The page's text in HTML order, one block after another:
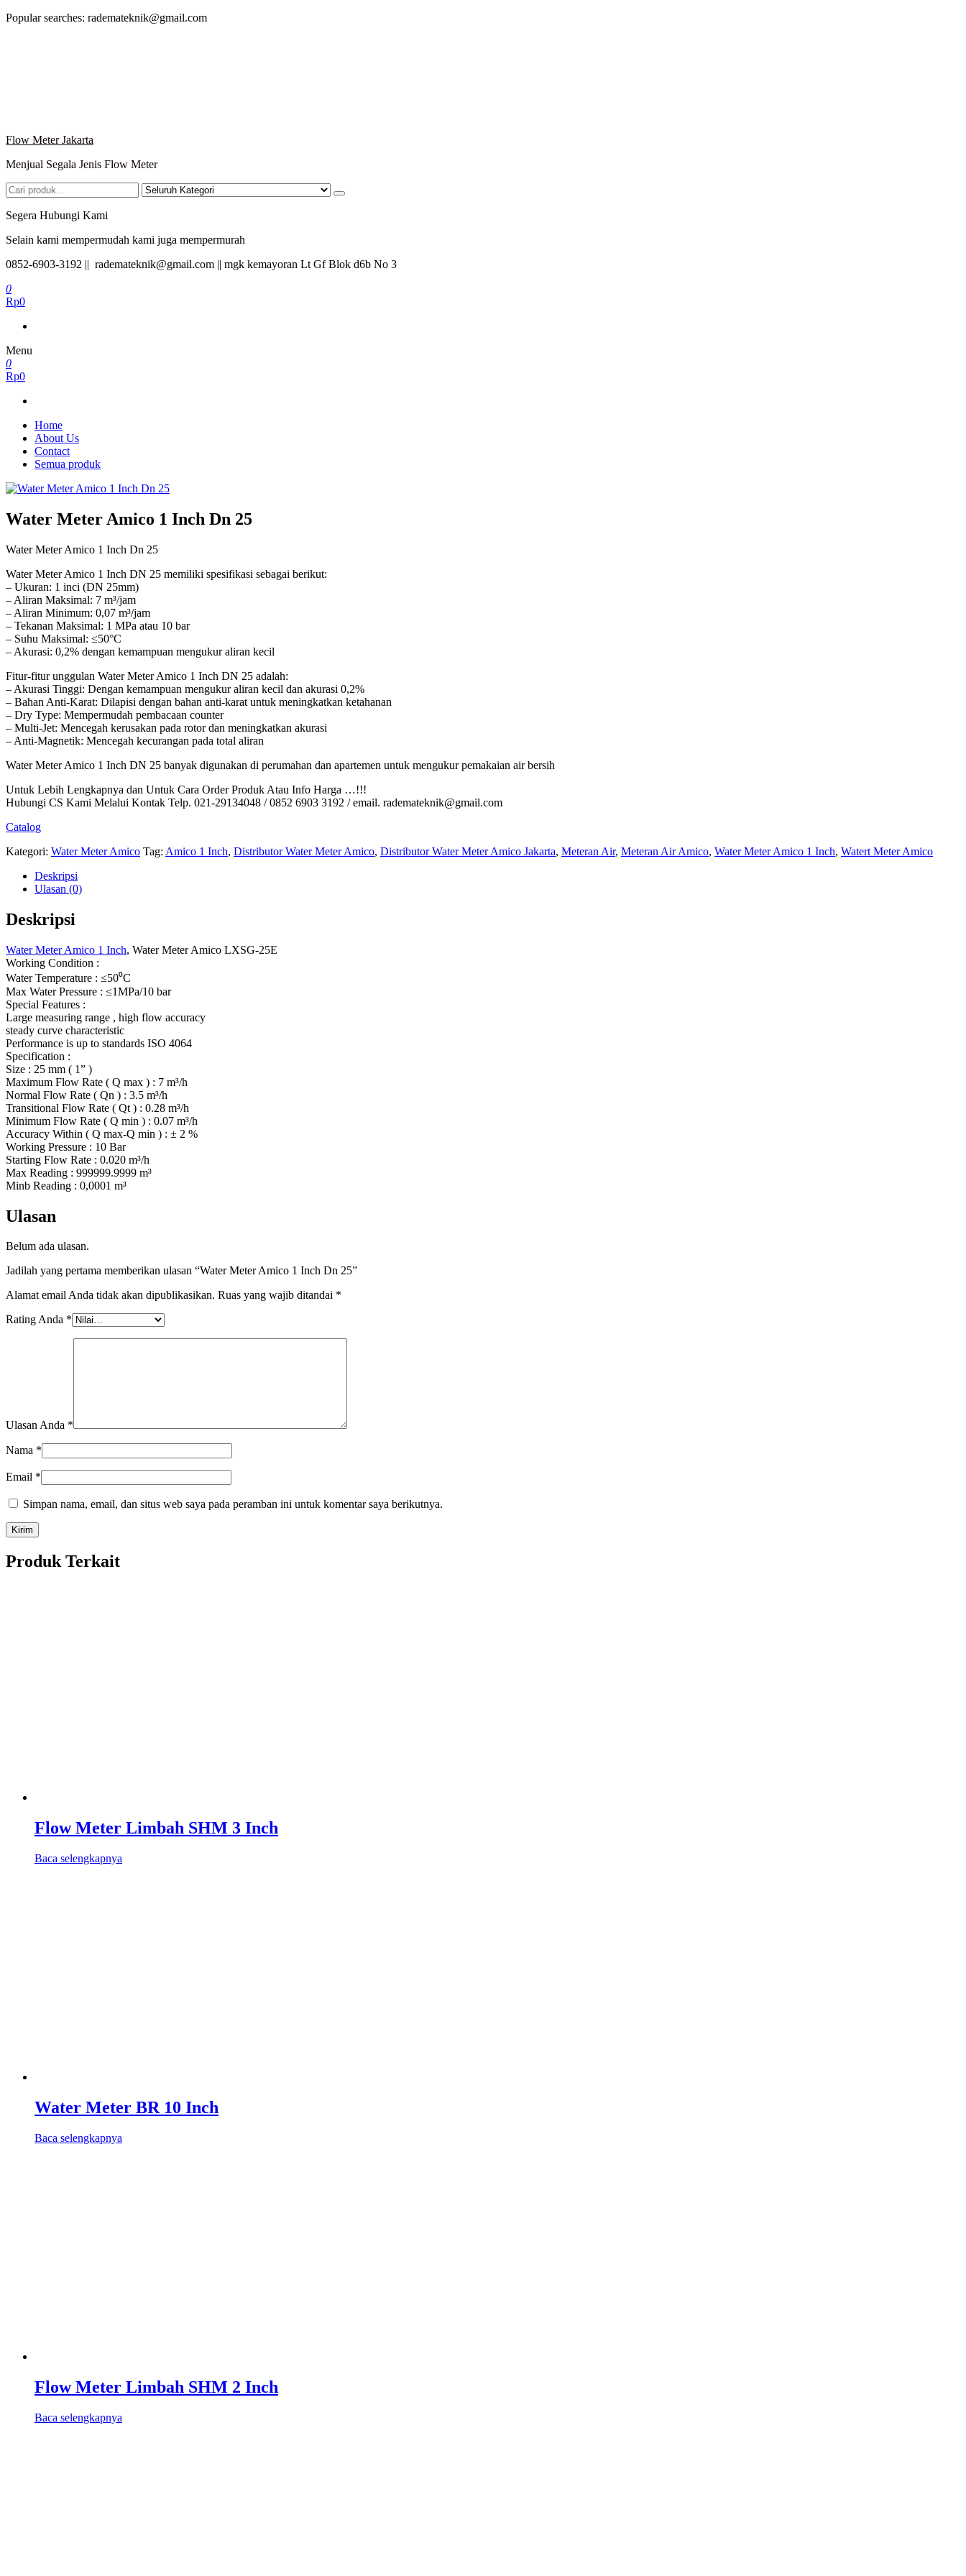
Lompat
Popular searches: rademateknik@gmail.com
Flow Meter Jakarta
Menjual Segala Jenis Flow Meter
Segera Hubungi Kami
Selain kami mempermudah kami juga mempermurah
0852-6903-3192 || rademateknik@gmail.com || mgk kemayoran Lt Gf Blok d6b No 3
0
Rp0
Menu
0
Rp0
Home
About Us
Contact
Semua produk
Water Meter Amico 1 Inch Dn 25
Water Meter Amico 1 Inch Dn 25
Water Meter Amico 1 Inch DN 25 memiliki spesifikasi sebagai berikut:
– Ukuran: 1 inci (DN 25mm)
– Aliran Maksimal: 7 m³/jam
– Aliran Minimum: 0,07 m³/jam
– Tekanan Maksimal: 1 MPa atau 10 bar
– Suhu Maksimal: ≤50°C
– Akurasi: 0,2% dengan kemampuan mengukur aliran kecil
Fitur-fitur unggulan Water Meter Amico 1 Inch DN 25 adalah:
– Akurasi Tinggi: Dengan kemampuan mengukur aliran kecil dan akurasi 0,2%
– Bahan Anti-Karat: Dilapisi dengan bahan anti-karat untuk meningkatkan ketahanan
– Dry Type: Mempermudah pembacaan counter
– Multi-Jet: Mencegah kerusakan pada rotor dan meningkatkan akurasi
– Anti-Magnetik: Mencegah kecurangan pada total aliran
Water Meter Amico 1 Inch DN 25 banyak digunakan di perumahan dan apartemen untuk mengukur pemakaian air bersih
Untuk Lebih Lengkapnya dan Untuk Cara Order Produk Atau Info Harga …!!!
Hubungi CS Kami Melalui Kontak Telp. 021-29134048 / 0852 6903 3192 / email. rademateknik@gmail.com
Catalog
Kategori: Water Meter Amico Tag: Amico 1 Inch, Distributor Water Meter Amico, Distributor Water Meter Amico Jakarta, Meteran Air, Meteran Air Amico, Water Meter Amico 1 Inch, Watert Meter Amico
Deskripsi
Ulasan (0)
Deskripsi
Water Meter Amico 1 Inch, Water Meter Amico LXSG-25E
Working Condition :
Water Temperature : ≤50⁰C
Max Water Pressure : ≤1MPa/10 bar
Special Features :
Large measuring range , high flow accuracy
steady curve characteristic
Performance is up to standards ISO 4064
Specification :
Size : 25 mm ( 1” )
Maximum Flow Rate ( Q max ) : 7 m³/h
Normal Flow Rate ( Qn ) : 3.5 m³/h
Transitional Flow Rate ( Qt ) : 0.28 m³/h
Minimum Flow Rate ( Q min ) : 0.07 m³/h
Accuracy Within ( Q max-Q min ) : ± 2 %
Working Pressure : 10 Bar
Starting Flow Rate : 0.020 m³/h
Max Reading : 999999.9999 m³
Minb Reading : 0,0001 m³
Ulasan
Belum ada ulasan.
Jadilah yang pertama memberikan ulasan “Water Meter Amico 1 Inch Dn 25”
Alamat email Anda tidak akan dipublikasikan. Ruas yang wajib ditandai *
Rating Anda *
Ulasan Anda *
Nama *
Email *
Simpan nama, email, dan situs web saya pada peramban ini untuk komentar saya berikutnya.
Produk Terkait
Flow Meter Limbah SHM 3 Inch
Baca selengkapnya
Water Meter BR 10 Inch
Baca selengkapnya
Flow Meter Limbah SHM 2 Inch
Baca selengkapnya